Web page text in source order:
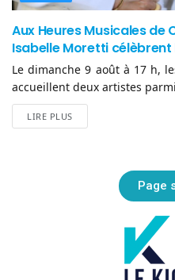
Aux Heures Musicales de
Isabelle Moretti célèbrent
Le dimanche 9 août à 17 h,
accueillent deux artistes
LIRE PLUS
Page